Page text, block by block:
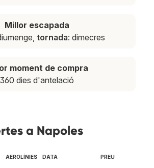
Millor escapada
tornada: dimecres
moment de compra
360 dies d'antelació
a Napoles
AEROLÍNIES DATA PREU